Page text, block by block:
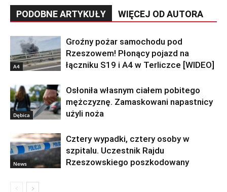
PODOBNE ARTYKUŁY WIĘCEJ OD AUTORA
A4
Groźny pożar samochodu pod
Rzeszowem! Płonący pojazd na
łączniku S19 i A4 w Terliczce [WIDEO]
Dębica
Osłoniła własnym ciałem pobitego
mężczyznę. Zamaskowani napastnicy
użyli noża
News
Cztery wypadki, cztery osoby w
szpitalu. Uczestnik Rajdu
Rzeszowskiego poszkodowany